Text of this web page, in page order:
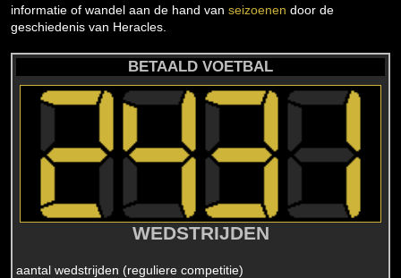
informatie of wandel aan de hand van seizoenen door de
geschiedenis van Heracles.
BETAALD VOETBAL
WEDSTRIJDEN
aantal wedstrijden (reguliere competitie)